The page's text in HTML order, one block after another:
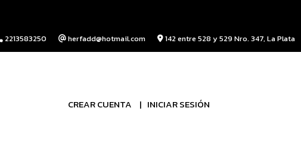
2213583250 herfadd@hotmail.com 142 entre 528 y 529 Nro. 347, La Plata
CREAR CUENTA INICIAR SESIÓN